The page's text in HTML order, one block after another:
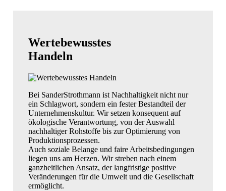
Wertebewusstes
Handeln
Bei SanderStrothmann ist Nachhaltigkeit nicht nur
ein Schlagwort, sondern ein fester Bestandteil der
Unternehmenskultur. Wir setzen konsequent auf
ökologische Verantwortung, von der Auswahl
nachhaltiger Rohstoffe bis zur Optimierung von
Produktionsprozessen.
Auch soziale Belange und faire Arbeitsbedingungen
liegen uns am Herzen. Wir streben nach einem
ganzheitlichen Ansatz, der langfristige positive
Veränderungen für die Umwelt und die Gesellschaft
ermöglicht.